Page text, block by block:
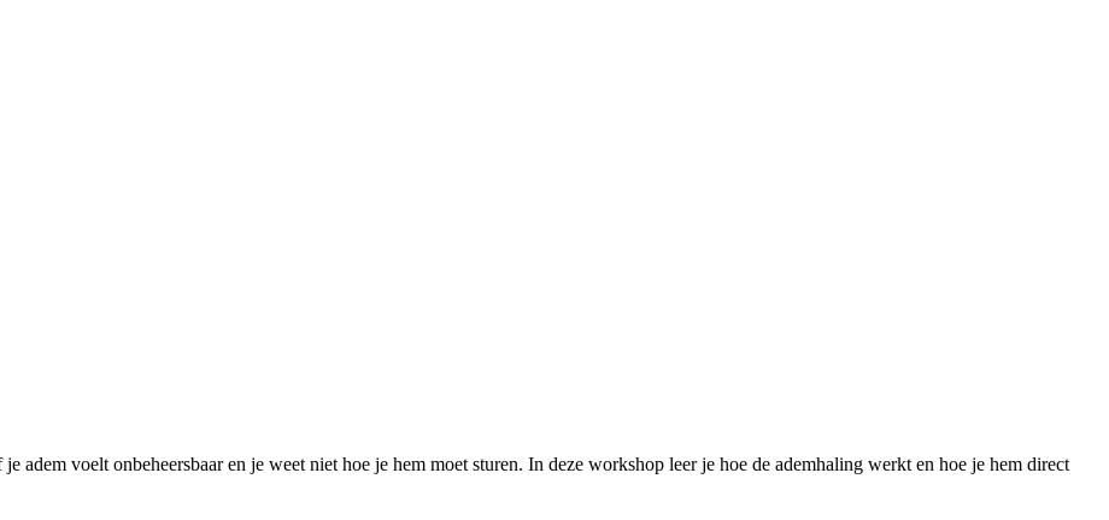
adem voelt onbeheersbaar en je weet niet hoe je hem moet sturen. In deze workshop leer je hoe de ademhaling werkt en hoe je hem direct